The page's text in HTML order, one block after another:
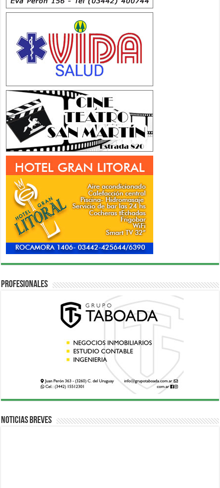
Profesionales
Noticias breves